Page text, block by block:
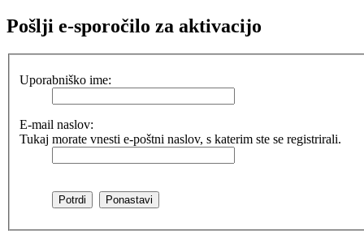
Pošlji e-sporočilo za aktivacijo
Uporabniško ime:
E-mail naslov:
Tukaj morate vnesti e-poštni naslov, s katerim ste se registrirali.